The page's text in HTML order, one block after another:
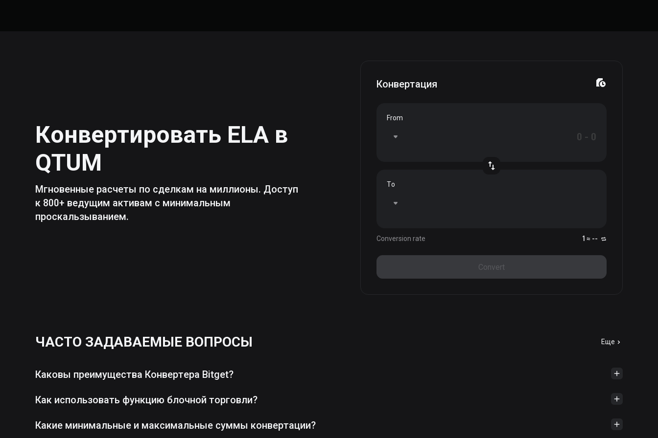
Конвертировать ELA в
QTUM
Мгновенные расчеты по сделкам на миллионы. Доступ
к 800+ ведущим активам с минимальным
проскальзыванием.
Конвертация
From
To
Conversion rate 1 ≈ --
Convert
ЧАСТО ЗАДАВАЕМЫЕ ВОПРОСЫ Еще
Каковы преимущества Конвертера Bitget?
Как использовать функцию блочной торговли?
Какие минимальные и максимальные суммы конвертации?